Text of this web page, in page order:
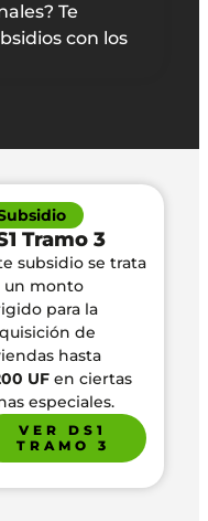
Te
con los
Tramo 3
subsidio se trata
un monto
para la
de
hasta
UF en ciertas
especiales.
VER DS1
TRAMO 3